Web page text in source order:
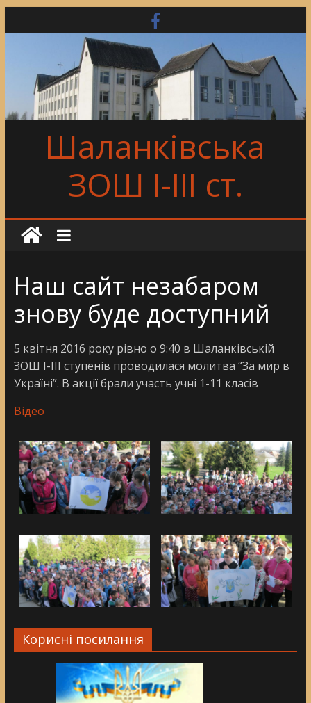
to
Шаланківська
ЗОШ І-ІІІ ст.
Наш сайт незабаром
знову буде доступний
5 квітня 2016 року рівно о 9:40 в Шаланківській
ЗОШ І-ІІІ ступенів проводилася молитва “За мир в
Україні”. В акції брали участь учні 1-11 класів
Відео
Корисні посилання